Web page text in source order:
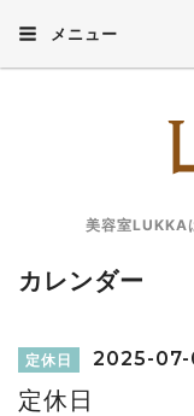
メニュー
美容室LUKKA
カレンダー
定休日 2025-
定休日